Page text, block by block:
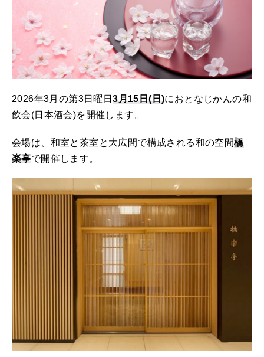
2026年3月の第3日曜日3月15日(日)におとなじかんの和
飲会(日本酒会)を開催します。
会場は、和室と茶室と大広間で構成される和の空間橋
楽亭で開催します。